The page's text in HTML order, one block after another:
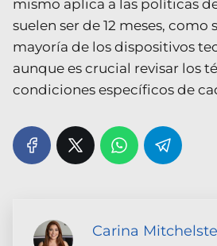
mismo aplica a las políticas
suelen ser de 12 meses, como
mayoría de los dispositivos
aunque es crucial revisar los
condiciones específicos de
Carina